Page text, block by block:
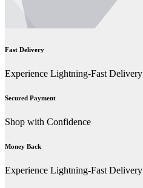
Fast Delivery
Experience Lightning-Fast Delivery
Secured Payment
Shop with Confidence
Money Back
Experience Lightning-Fast Delivery